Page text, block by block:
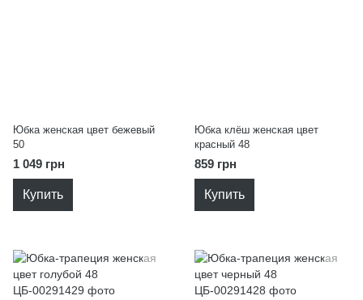
Юбка женская цвет бежевый
50
1 049 грн
Купить
Юбка клёш женская цвет
красный 48
859 грн
Купить